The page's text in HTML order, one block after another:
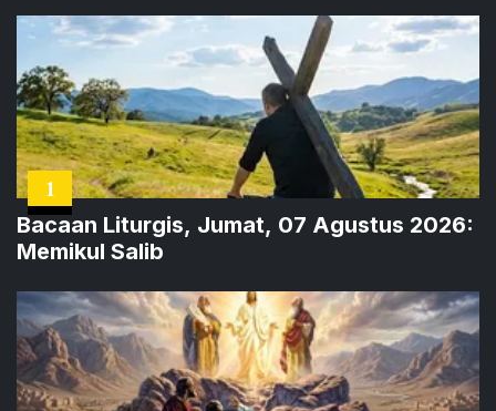
1
Bacaan Liturgis, Jumat, 07 Agustus 2026:
Memikul Salib